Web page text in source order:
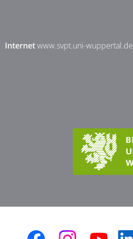
Internetwww.svpt.uni-wuppertal.de